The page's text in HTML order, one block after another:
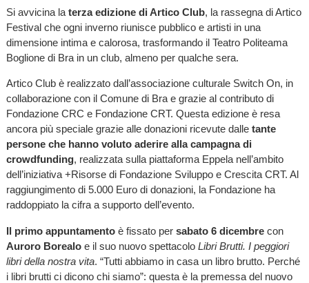
Si avvicina la terza edizione di Artico Club, la rassegna di Artico
Festival che ogni inverno riunisce pubblico e artisti in una
dimensione intima e calorosa, trasformando il Teatro Politeama
Boglione di Bra in un club, almeno per qualche sera.
Artico Club è realizzato dall’associazione culturale Switch On, in
collaborazione con il Comune di Bra e grazie al contributo di
Fondazione CRC e Fondazione CRT. Questa edizione è resa
ancora più speciale grazie alle donazioni ricevute dalle tante
persone che hanno voluto aderire alla campagna di
crowdfunding, realizzata sulla piattaforma Eppela nell’ambito
dell’iniziativa +Risorse di Fondazione Sviluppo e Crescita CRT. Al
raggiungimento di 5.000 Euro di donazioni, la Fondazione ha
raddoppiato la cifra a supporto dell’evento.
Il primo appuntamentoè fissato persabato 6 dicembrecon
Auroro Borealoe il suo nuovo spettacolo Libri Brutti. I peggiori
libri della nostra vita. “Tutti abbiamo in casa un libro brutto. Perché
i libri brutti ci dicono chi siamo”: questa è la premessa del nuovo